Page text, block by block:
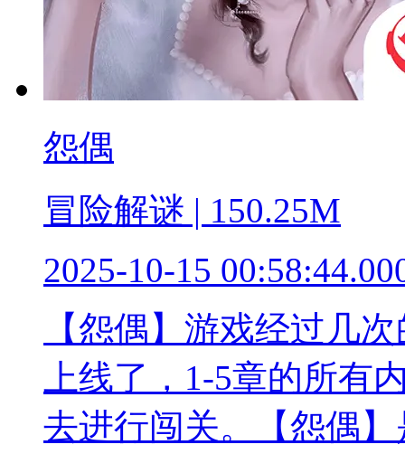
怨偶
冒险解谜 | 150.25M
2025-10-15
【怨偶】游戏经过几
上线了，1-5章的所有
去进行闯关。【怨偶